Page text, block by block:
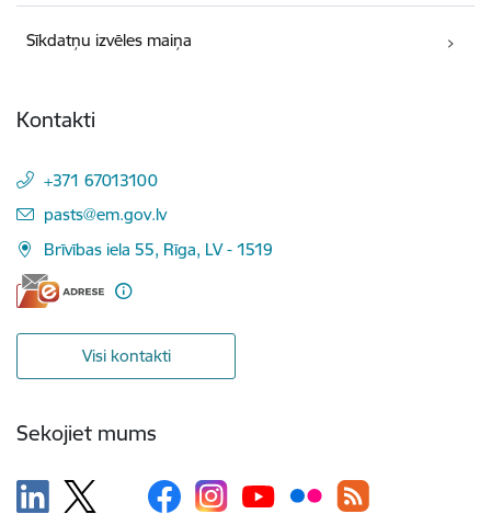
Sīkdatņu izvēles maiņa
Kontakti
+371 67013100
E-pasts:
pasts@em.gov.lv
Brīvības iela 55, Rīga, LV - 1519
Visi kontakti
Sekojiet mums